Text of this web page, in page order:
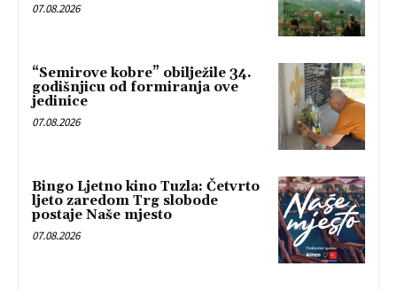
07.08.2026
“Semirove kobre” obilježile 34.
godišnjicu od formiranja ove
jedinice
07.08.2026
Bingo Ljetno kino Tuzla: Četvrto
ljeto zaredom Trg slobode
postaje Naše mjesto
07.08.2026